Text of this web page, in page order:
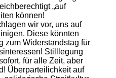
„auf
können!
wir vor, uns auf
Diese könnten
zum Widerstandstag für
Stilllegung
für alle Zeit, aber
Überparteilichkeit auf